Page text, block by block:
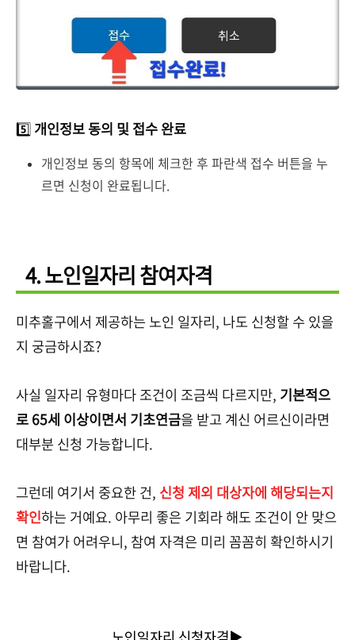
5️⃣개인정보 동의 및 접수 완료
개인정보 동의 항목에 체크한 후 파란색 접수 버튼을 누
르면 신청이 완료됩니다.
4. 노인일자리 참여자격
미추홀구에서 제공하는 노인 일자리, 나도 신청할 수 있을
지 궁금하시죠?
사실 일자리 유형마다 조건이 조금씩 다르지만, 기본적으
로 65세 이상이면서 기초연금을 받고 계신 어르신이라면
대부분 신청 가능합니다.
그런데 여기서 중요한 건, 신청 제외 대상자에 해당되는지
확인하는 거예요. 아무리 좋은 기회라 해도 조건이 안 맞으
면 참여가 어려우니, 참여 자격은 미리 꼼꼼히 확인하시기
바랍니다.